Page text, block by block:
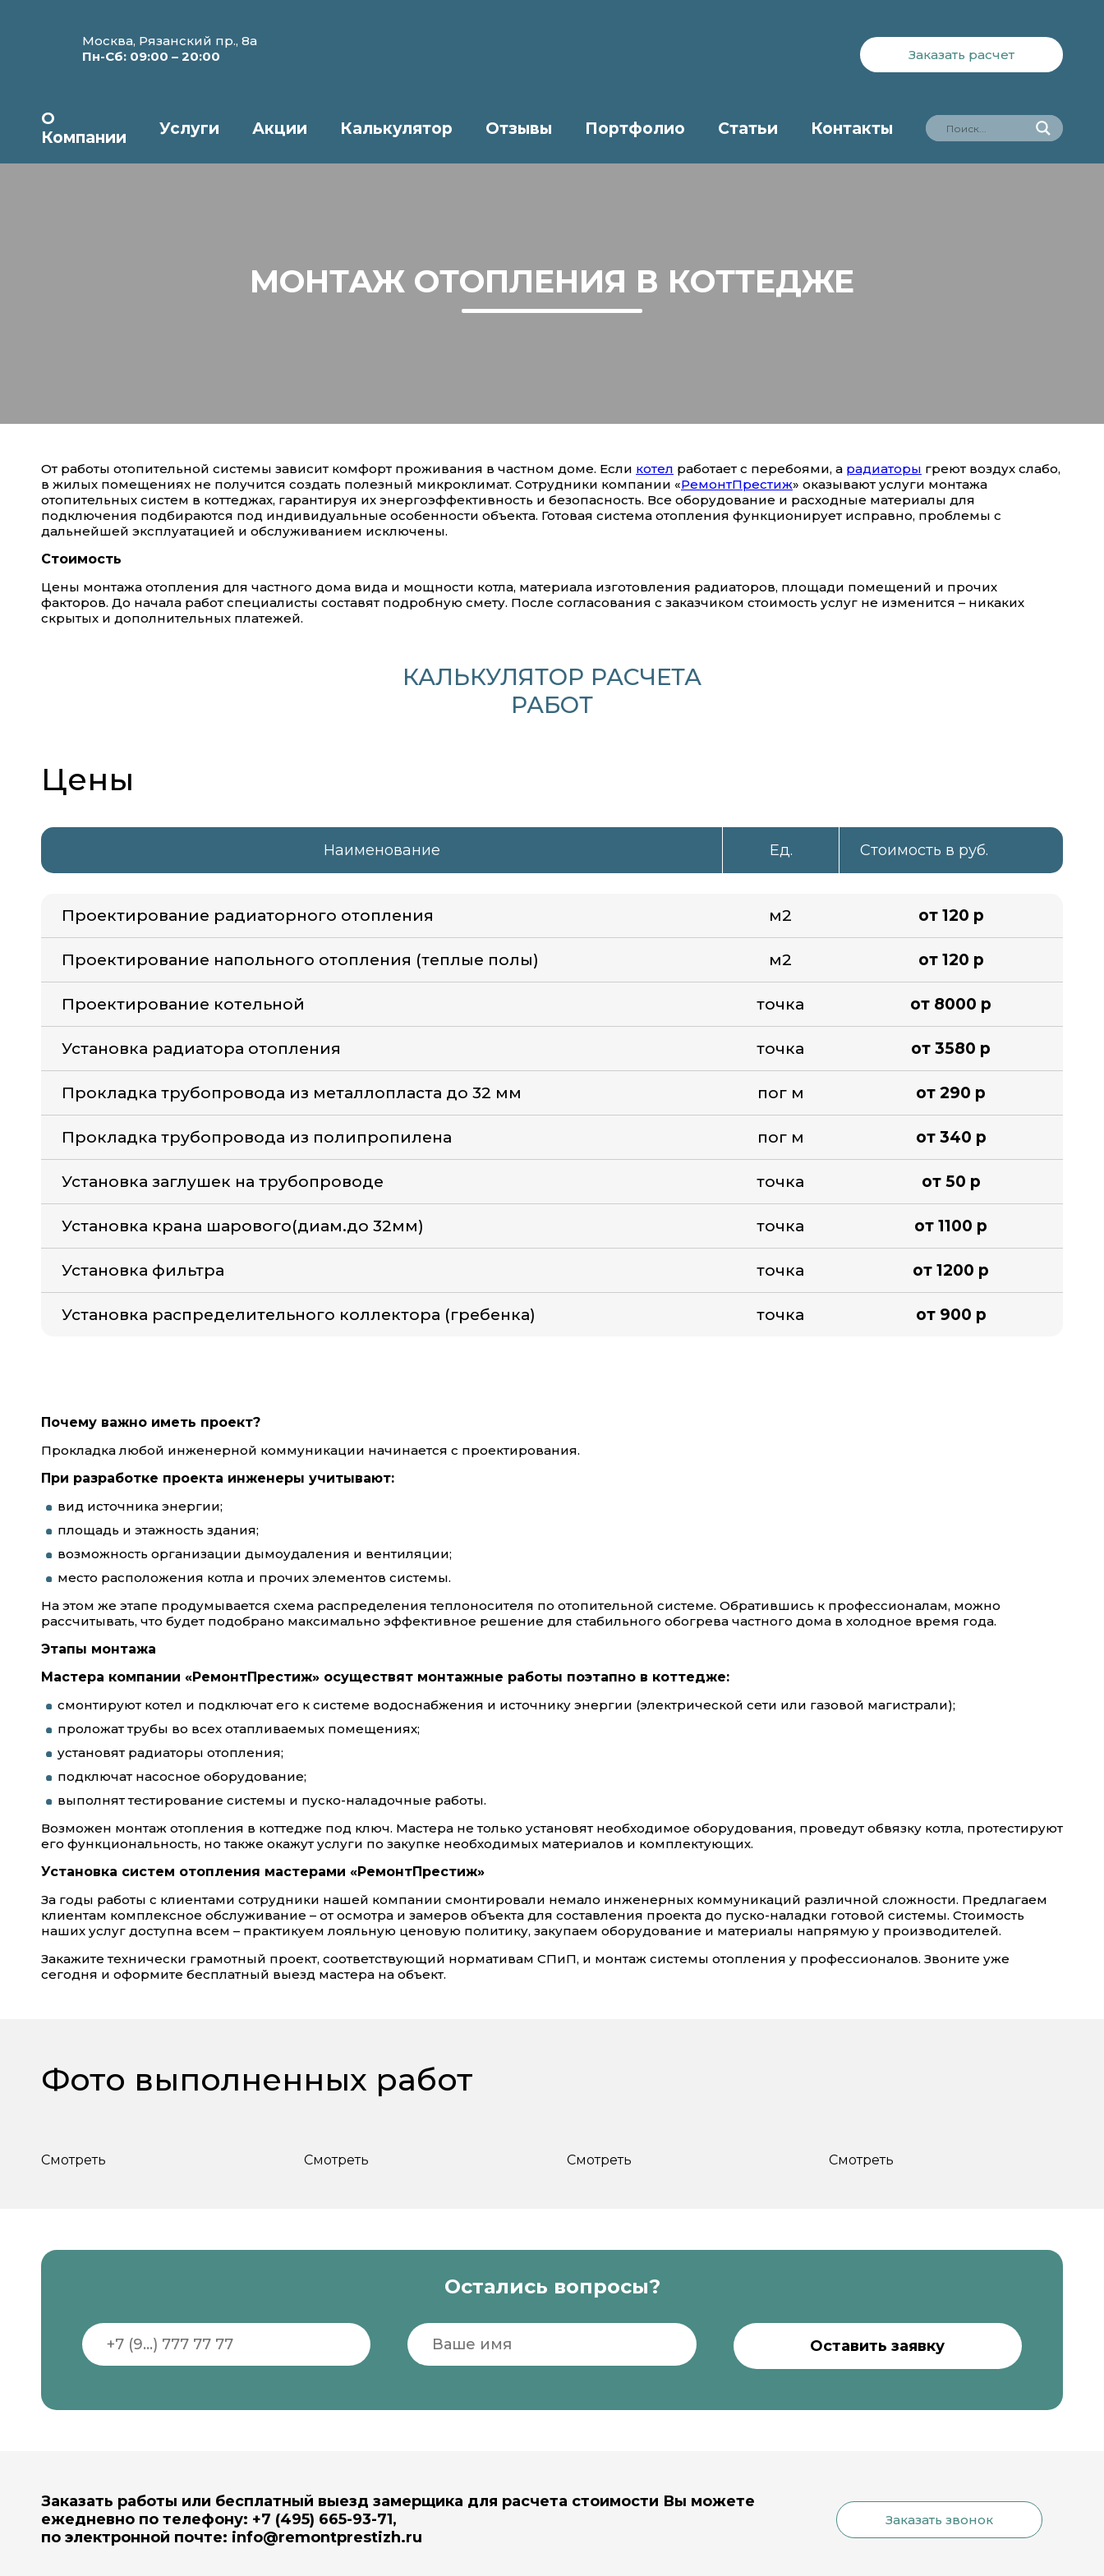
Москва, Рязанский пр., 8а
Пн-Сб: 09:00 – 20:00
Заказать расчет
О
Компании
Услуги Акции Калькулятор Отзывы Портфолио Статьи Контакты
МОНТАЖ ОТОПЛЕНИЯ В КОТТЕДЖЕ
От работы отопительной системы зависит комфорт проживания в частном доме. Если котел работает с перебоями, а радиаторы греют воздух слабо,
в жилых помещениях не получится создать полезный микроклимат. Сотрудники компании «РемонтПрестиж» оказывают услуги монтажа
отопительных систем в коттеджах, гарантируя их энергоэффективность и безопасность. Все оборудование и расходные материалы для
подключения подбираются под индивидуальные особенности объекта. Готовая система отопления функционирует исправно, проблемы с
дальнейшей эксплуатацией и обслуживанием исключены.
Стоимость
Цены монтажа отопления для частного дома вида и мощности котла, материала изготовления радиаторов, площади помещений и прочих
факторов. До начала работ специалисты составят подробную смету. После согласования с заказчиком стоимость услуг не изменится – никаких
скрытых и дополнительных платежей.
КАЛЬКУЛЯТОР РАСЧЕТА
РАБОТ
Цены
Наименование Ед. Стоимость в руб.
Проектирование радиаторного отопления м2 от 120 р
Проектирование напольного отопления (теплые полы) м2 от 120 р
Проектирование котельной точка от 8000 р
Установка радиатора отопления точка от 3580 р
Прокладка трубопровода из металлопласта до 32 мм пог м от 290 р
Прокладка трубопровода из полипропилена пог м от 340 р
Установка заглушек на трубопроводе точка от 50 р
Установка крана шарового(диам.до 32мм) точка от 1100 р
Установка фильтра точка от 1200 р
Установка распределительного коллектора (гребенка) точка от 900 р
Почему важно иметь проект?
Прокладка любой инженерной коммуникации начинается с проектирования.
При разработке проекта инженеры учитывают:
вид источника энергии;
площадь и этажность здания;
возможность организации дымоудаления и вентиляции;
место расположения котла и прочих элементов системы.
На этом же этапе продумывается схема распределения теплоносителя по отопительной системе. Обратившись к профессионалам, можно
рассчитывать, что будет подобрано максимально эффективное решение для стабильного обогрева частного дома в холодное время года.
Этапы монтажа
Мастера компании «РемонтПрестиж» осуществят монтажные работы поэтапно в коттедже:
смонтируют котел и подключат его к системе водоснабжения и источнику энергии (электрической сети или газовой магистрали);
проложат трубы во всех отапливаемых помещениях;
установят радиаторы отопления;
подключат насосное оборудование;
выполнят тестирование системы и пуско-наладочные работы.
Возможен монтаж отопления в коттедже под ключ. Мастера не только установят необходимое оборудования, проведут обвязку котла, протестируют
его функциональность, но также окажут услуги по закупке необходимых материалов и комплектующих.
Установка систем отопления мастерами «РемонтПрестиж»
За годы работы с клиентами сотрудники нашей компании смонтировали немало инженерных коммуникаций различной сложности. Предлагаем
клиентам комплексное обслуживание – от осмотра и замеров объекта для составления проекта до пуско-наладки готовой системы. Стоимость
наших услуг доступна всем – практикуем лояльную ценовую политику, закупаем оборудование и материалы напрямую у производителей.
Закажите технически грамотный проект, соответствующий нормативам СПиП, и монтаж системы отопления у профессионалов. Звоните уже
сегодня и оформите бесплатный выезд мастера на объект.
Фото выполненных работ
Смотреть Смотреть Смотреть Смотреть
Остались вопросы?
Заказать работы или бесплатный выезд замерщика для расчета стоимости Вы можете
ежедневно по телефону: +7 (495) 665-93-71,
по электронной почте: info@remontprestizh.ru
Заказать звонок